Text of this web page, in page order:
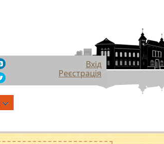
Вхід
Реєстрація